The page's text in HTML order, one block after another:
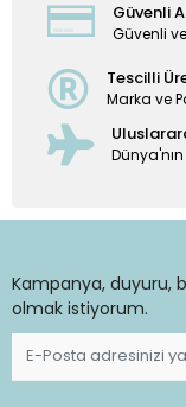
Güvenli
Güvenli
Tescilli
Marka ve
Kampanya, duyuru,
olmak istiyorum.